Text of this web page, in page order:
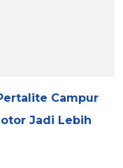
Campur
Jadi Lebih